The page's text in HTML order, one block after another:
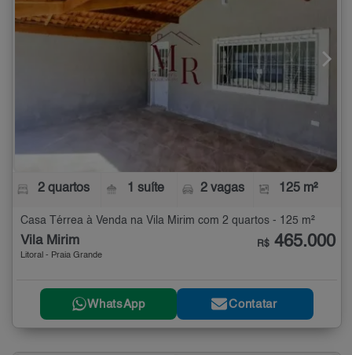
2 quartos 1 suíte 2 vagas 125 m²
Casa Térrea à Venda na Vila Mirim com 2 quartos - 125 m²
Vila Mirim
Litoral - Praia Grande
R$ 465.000
WhatsApp Contatar